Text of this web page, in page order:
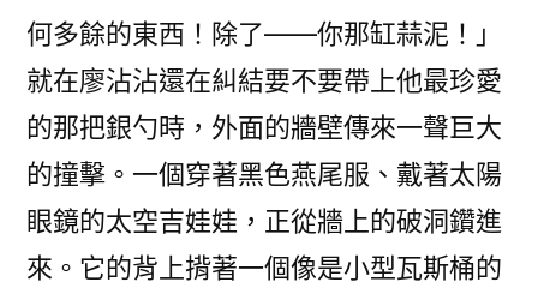
何多餘的東西！除了——你那缸蒜泥！」
就在廖沾沾還在糾結要不要帶上他最珍愛
的那把銀勺時，外面的牆壁傳來一聲巨大
的撞擊。一個穿著黑色燕尾服、戴著太陽
眼鏡的太空吉娃娃，正從牆上的破洞鑽進
來。它的背上揹著一個像是小型瓦斯桶的